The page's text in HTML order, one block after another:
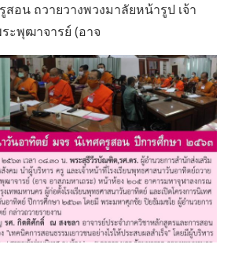
อน ถวายวางพวงมาลัยหน้ารูป เจ้า
ะพุฒาจารย์ (อาจ